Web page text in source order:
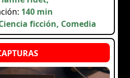
140 min
ficción, Comedia